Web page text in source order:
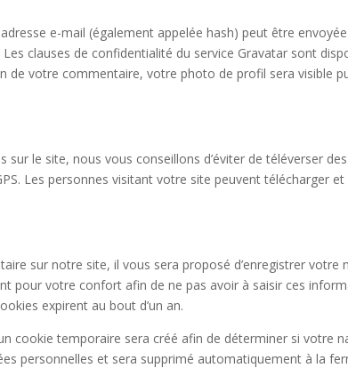
e-mail (également appelée hash) peut être
clauses de confidentialité du service Gravatar sont
de votre commentaire, votre photo de profil sera visible
sur le site, nous vous conseillons d’éviter de téléverser
Les personnes visitant votre site peuvent télécharger
sur notre site, il vous sera proposé d’enregistrer votre
pour votre confort afin de ne pas avoir à saisir ces
expirent au bout d’un an.
cookie temporaire sera créé afin de déterminer si votre
personnelles et sera supprimé automatiquement à la